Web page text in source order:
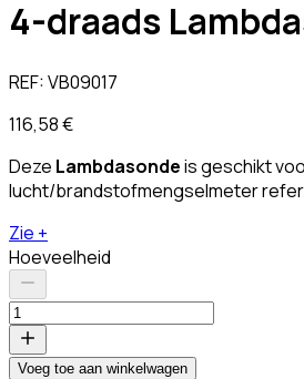
4-draads
REF:VB09017
116,58 €
Deze Lambdasondeis geschikt
lucht/brandstofmengselmeter
Zie +
Hoeveelheid
Voeg toe aan winkelwagen